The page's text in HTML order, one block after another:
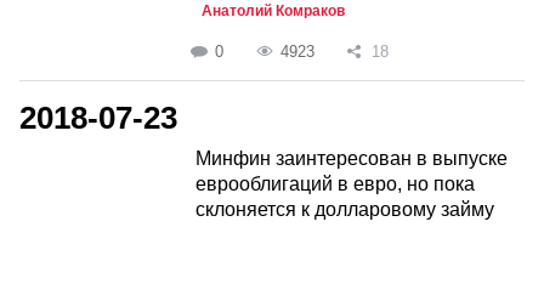
Анатолий Комраков
0 4923 18
2018-07-23
Минфин заинтересован в выпуске
еврооблигаций в евро, но пока
склоняется к долларовому займу